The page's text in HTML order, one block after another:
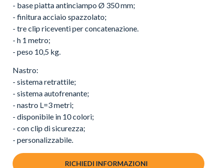
- base piatta antinciampo Ø 350 mm;
- finitura acciaio spazzolato;
- tre clip riceventi per concatenazione.
- h 1 metro;
- peso 10,5 kg.
Nastro:
- sistema retrattile;
- sistema autofrenante;
- nastro L=3 metri;
- disponibile in 10 colori;
- con clip di sicurezza;
- personalizzabile.
RICHIEDI INFORMAZIONI